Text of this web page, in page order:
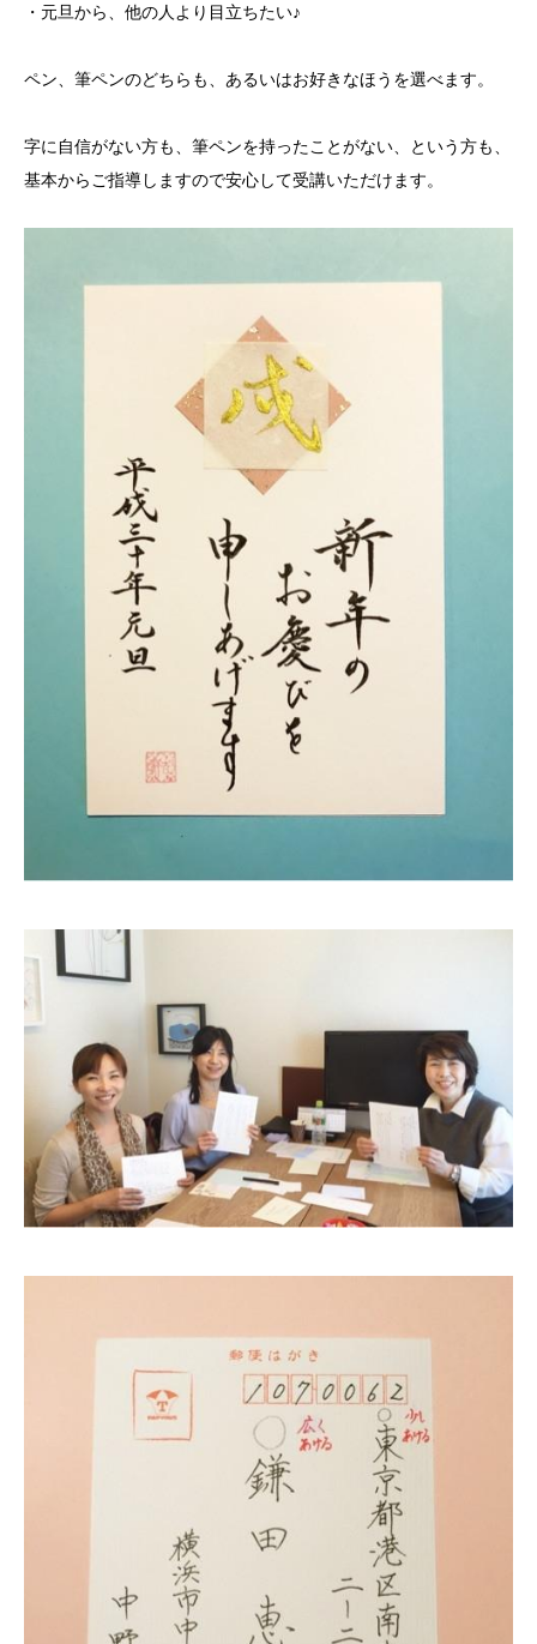
・元旦から、他の人より目立ちたい♪
ペン、筆ペンのどちらも、あるいはお好きなほうを選べます。
字に自信がない方も、筆ペンを持ったことがない、という方も、
基本からご指導しますので安心して受講いただけます。